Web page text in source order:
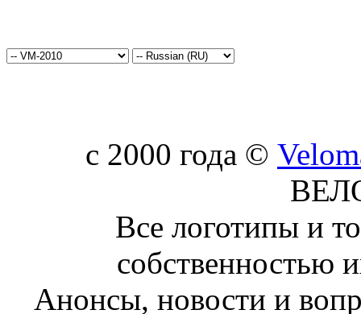
c 2000 года ©
Все логотипы и
собственностью
Анонсы, новости и